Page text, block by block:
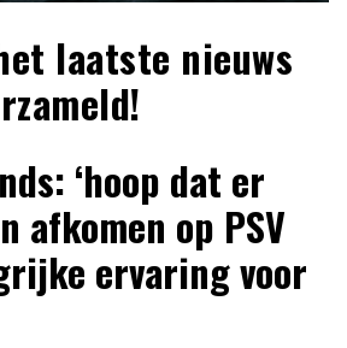
laatste nieuws
‘hoop dat er
afkomen op PSV
ervaring voor